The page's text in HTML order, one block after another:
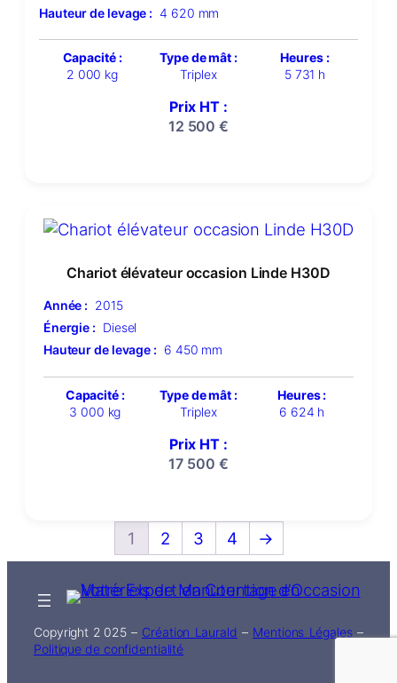
Hauteur de levage : 4 620 mm
Capacité :
2 000 kg
Type de mât :
Triplex
Heures :
5 731 h
Prix HT :
12 500€
Chariot élévateur occasion Linde H30D
Année : 2015
Énergie : Diesel
Hauteur de levage : 6 450 mm
Capacité :
3 000 kg
Type de mât :
Triplex
Heures :
6 624 h
Prix HT :
17 500 €
1 2 3 4 →
Copyright 2 025 – Création Laurald – Mentions Légales–
Politique de confidentialité